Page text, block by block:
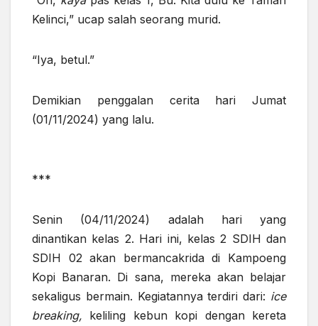
Kelinci,” ucap salah seorang murid.
“Iya, betul.”
Demikian penggalan cerita hari Jumat
(01/11/2024) yang lalu.
***
Senin (04/11/2024) adalah hari yang
dinantikan kelas 2. Hari ini, kelas 2 SDIH dan
SDIH 02 akan bermancakrida di Kampoeng
Kopi Banaran. Di sana, mereka akan belajar
sekaligus bermain. Kegiatannya terdiri dari: ice
breaking, keliling kebun kopi dengan kereta